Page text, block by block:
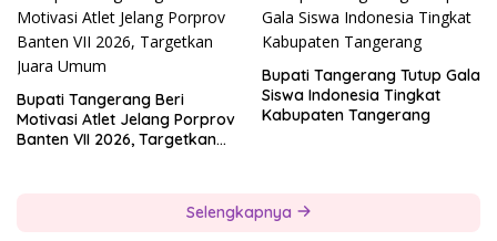
Bupati Tangerang Beri
Motivasi Atlet Jelang Porprov
Banten VII 2026, Targetkan
Bupati Tangerang Tutup Gala
Siswa Indonesia Tingkat
Kabupaten Tangerang
Selengkapnya